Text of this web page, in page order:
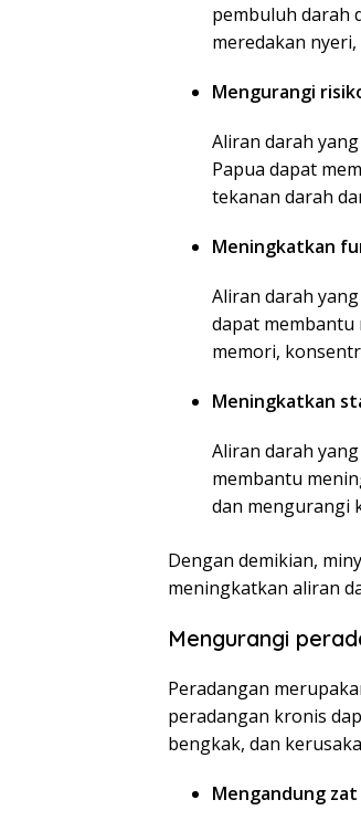
pembuluh darah
meredakan
Mengurangi
Aliran darah
Papua dapat
tekanan darah
Meningkatkan
Aliran darah
dapat
memori,
Meningkatkan
Aliran darah
membantu
dan mengurangi
Dengan demikian,
meningkatkan aliran
Mengurangi
Peradangan
peradangan kronis
bengkak, dan
Mengandung